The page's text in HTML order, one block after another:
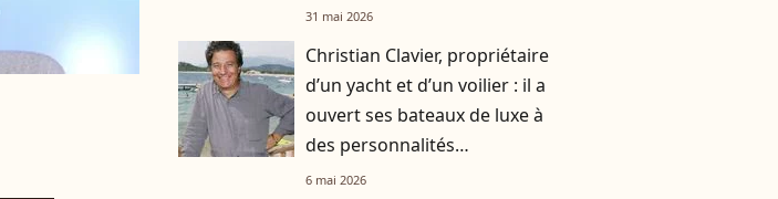
31 mai 2026
Christian Clavier, propriétaire
d’un yacht et d’un voilier : il a
ouvert ses bateaux de luxe à
des personnalités
mondialement connues
6 mai 2026